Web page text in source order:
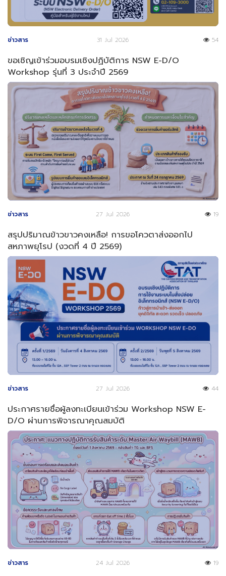
ข่าวสาร 31 Jul 2026 54
ขอเชิญเข้าร่วมอบรมเชิงปฏิบัติการ NSW E-D/O
Workshop รุ่นที่ 3 ประจำปี 2569
ข่าวสาร 27 Jul 2026 19
สรุปปริมาณข้าวขาวคงเหลือ! การขอโควตาส่งออกไป
สหภาพยุโรป (งวดที่ 4 ปี 2569)
ข่าวสาร 27 Jul 2026 44
ประกาศรายชื่อผู้ลงทะเบียนเข้าร่วม Workshop NSW E-
D/O ผ่านการพิจารณาคุณสมบัติ
ข่าวสาร 24 Jul 2026 19